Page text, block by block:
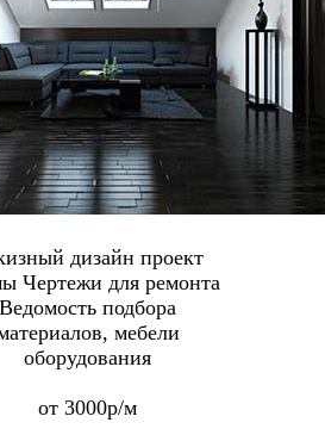
дизайн проект
Чертежи для ремонта
Ведомость подбора
мебели
оборудования
от 3000р/м